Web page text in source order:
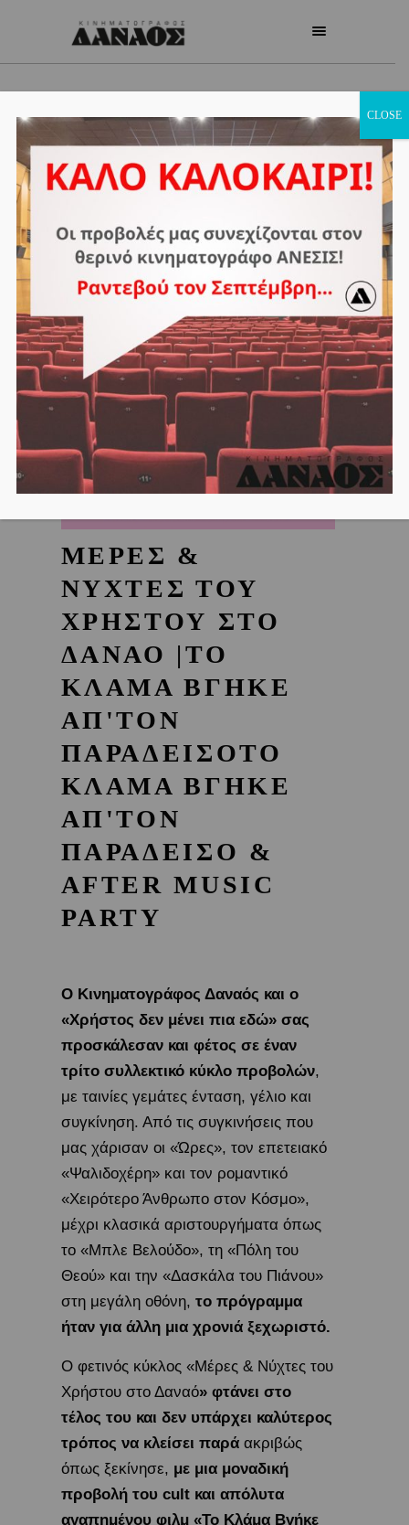
ΜΕΡΕΣ &
ΝΥΧΤΕΣ ΤΟΥ
ΧΡΗΣΤΟΥ ΣΤΟ
ΔΑΝΑΟ |ΤΟ
ΚΛΑΜΑ ΒΓΗΚΕ
ΑΠ'ΤΟΝ
ΠΑΡΑΔΕΙΣΟΤΟ
ΚΛΑΜΑ ΒΓΗΚΕ
ΑΠ'ΤΟΝ
ΠΑΡΑΔΕΙΣΟ &
AFTER MUSIC
PARTY
Ο Κινηματογράφος Δαναός και ο
«Χρήστος δεν μένει πια εδώ» σας
προσκάλεσαν και φέτος σε έναν
τρίτο συλλεκτικό κύκλο προβολών,
με ταινίες γεμάτες ένταση, γέλιο και
συγκίνηση. Από τις συγκινήσεις που
μας χάρισαν οι «Ώρες», τον επετειακό
«Ψαλιδοχέρη» και τον ρομαντικό
«Χειρότερο Άνθρωπο στον Κόσμο»,
μέχρι κλασικά αριστουργήματα όπως
το «Μπλε Βελούδο», τη «Πόλη του
Θεού» και την «Δασκάλα του Πιάνου»
στη μεγάλη οθόνη, το πρόγραμμα
ήταν για άλλη μια χρονιά ξεχωριστό.
Ο φετινός κύκλος «Μέρες & Νύχτες του
Χρήστου στο Δαναό» φτάνει στο
τέλος του και δεν υπάρχει καλύτερος
τρόπος να κλείσει παράακριβώς
όπως ξεκίνησε, με μια μοναδική
προβολή του cult και απόλυτα
αγαπημένου φιλμ «Το Κλάμα Βγήκε
CLOSE